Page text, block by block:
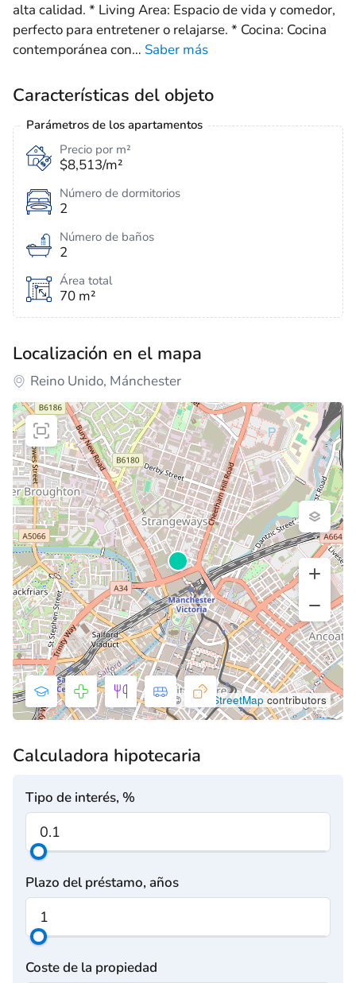
alta calidad. * Living Area: Espacio de vida y comedor,
perfecto para entretener o relajarse. * Cocina: Cocina
contemporánea con… Saber más
Características del objeto
Parámetros de los apartamentos
Precio por m²
$8,513/m²
Número de dormitorios
2
Número de baños
2
Área total
70 m²
Localización en el mapa
Reino Unido, Mánchester
© OpenStreetMapcontributors
Calculadora hipotecaria
Tipo de interés, %
Plazo del préstamo, años
Coste de la propiedad